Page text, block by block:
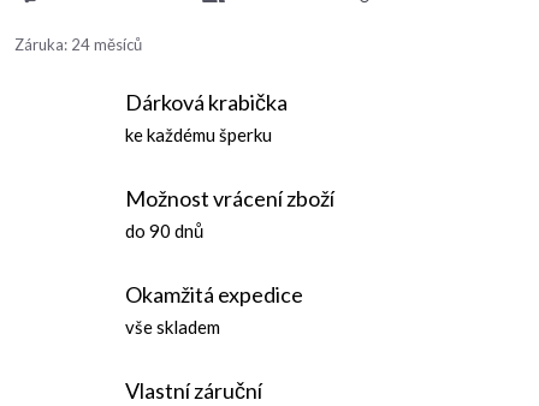
Záruka: 24 měsíců
Dárková krabička
ke každému šperku
Možnost vrácení zboží
do 90 dnů
Okamžitá expedice
vše skladem
Vlastní záruční